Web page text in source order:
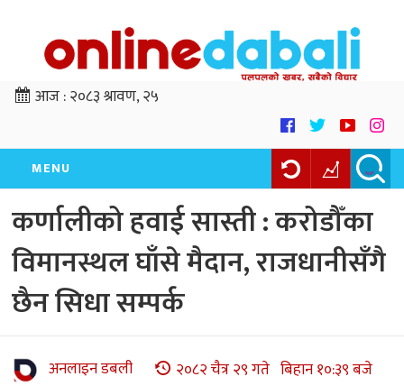
आज :२०८३ श्रावण, २५
MENU
कर्णालीको हवाई सास्ती : करोडौँका
विमानस्थल घाँसे मैदान, राजधानीसँगै
छैन सिधा सम्पर्क
अनलाइन डबली २०८२ चैत्र २९ गते बिहान १०:३९ बजे